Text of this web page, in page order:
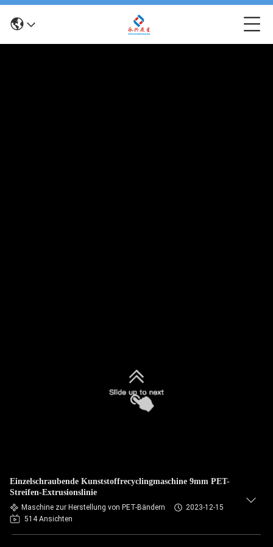
Einzelschraubende Kunststoffrecyclingmaschine 9mm PET-
Streifen-Extrusionslinie
Maschine zur Herstellung von PET-Bändern
2023-12-15
514 Ansichten